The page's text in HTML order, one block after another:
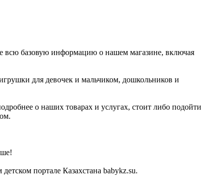
всю базовую информацию о нашем магазине, включая
для девочек и мальчиком, дошкольников и
о наших товарах и услугах, стоит либо подойти
портале Казахстана babykz.su.